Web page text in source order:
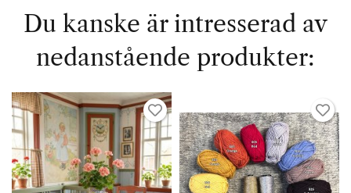
Du kanske är intresserad av
nedanstående produkter: